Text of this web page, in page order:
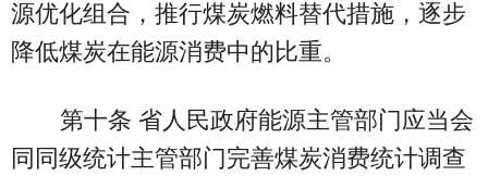
源优化组合，推行煤炭燃料替代措施，逐步
降低煤炭在能源消费中的比重。
第十条 省人民政府能源主管部门应当会
同同级统计主管部门完善煤炭消费统计调查